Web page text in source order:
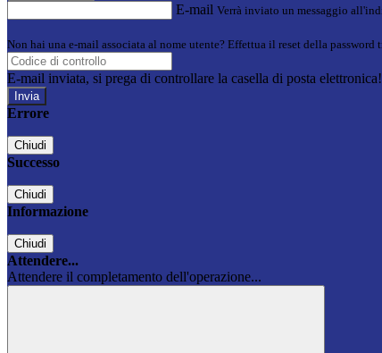
E-mail Verrà inviato un messaggio
Non hai una e-mail associata al nome utente? Effettua il reset della password
E-mail inviata, si prega di controllare la casella di posta elettronica!
Errore
Chiudi
Successo
Chiudi
Informazione
Chiudi
Attendere...
Attendere il completamento dell'operazione...